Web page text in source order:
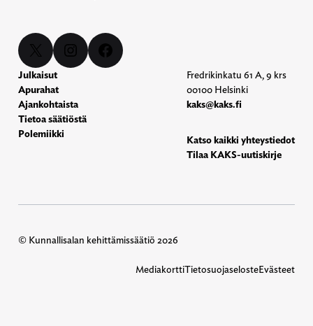
X Instagram Facebook
Julkaisut
Apurahat
Ajankohtaista
Tietoa säätiöstä
Polemiikki
Fredrikinkatu 61 A, 9 krs
00100 Helsinki
kaks@kaks.fi
Katso kaikki yhteystiedot
Tilaa KAKS-uutiskirje
© Kunnallisalan kehittämissäätiö 2026
MediakorttiTietosuojaselosteEvästeet